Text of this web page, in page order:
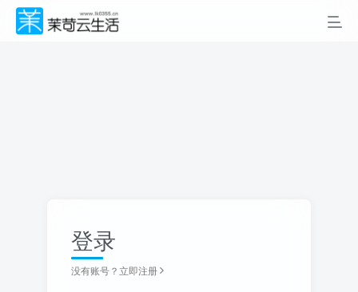
登录
没有账号？立即注册